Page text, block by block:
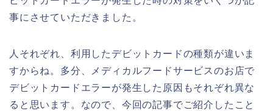
事にさせていただきました。
人それぞれ、利用したデビットカードの種類が違いま
すからね。多分、メディカルフードサービスのお店で
デビットカードエラーが発生した原因もそれぞれ異な
ると思います。なので、今回の記事でご紹介したこと